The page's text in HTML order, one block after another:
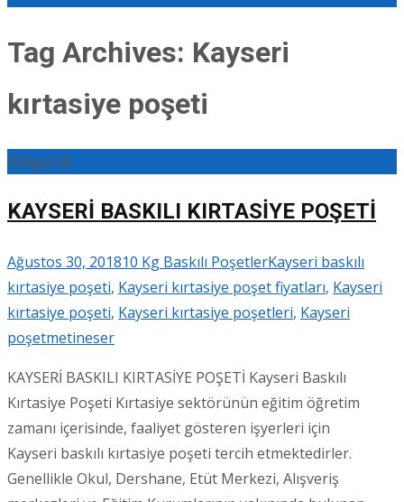
Tag Archives: Kayseri
kırtasiye poşeti
30Ağu/18
KAYSERİ BASKILI KIRTASİYE POŞETİ
Ağustos 30, 201810 Kg Baskılı PoşetlerKayseri baskılı
kırtasiye poşeti, Kayseri kırtasiye poşet fiyatları, Kayseri
kırtasiye poşeti, Kayseri kırtasiye poşetleri, Kayseri
poşetmetineser
KAYSERİ BASKILI KIRTASİYE POŞETİ Kayseri Baskılı
Kırtasiye Poşeti Kırtasiye sektörünün eğitim öğretim
zamanı içerisinde, faaliyet gösteren işyerleri için
Kayseri baskılı kırtasiye poşeti tercih etmektedirler.
Genellikle Okul, Dershane, Etüt Merkezi, Alışveriş